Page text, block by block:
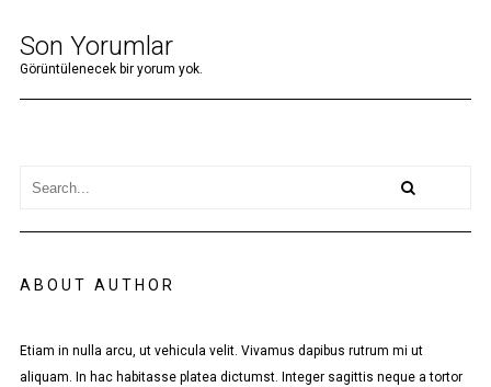
Son Yorumlar
Görüntülenecek bir yorum yok.
ABOUT AUTHOR
Etiam in nulla arcu, ut vehicula velit. Vivamus dapibus rutrum mi ut
aliquam. In hac habitasse platea dictumst. Integer sagittis neque a tortor